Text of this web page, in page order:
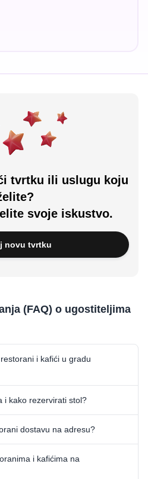
tvrtku ili uslugu koju
svoje iskustvo.
novu tvrtku
(FAQ) o ugostiteljima
i kafići u gradu
i kako rezervirati stol?
dostavu na adresu?
i kafićima na